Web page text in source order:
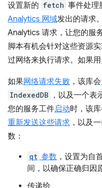
设置新的 fetch 事件处理
Analytics 网域发出的请求
Analytics 请求，让您的服
脚本有机会针对这些资源
过网络来执行请求。如果
如果网络请求失败 ，该库会
IndexedDB ，以及一个表
您的服务工件启动时，该
重新发送这些请求 ，以及
数：
qt 参数 ，设置为自
间，以确保正确归因
传递给